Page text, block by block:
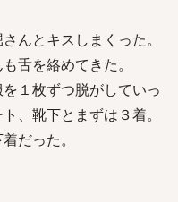
んとキスしまくった。
舌を絡めてきた。
１枚ずつ脱がしていっ
、靴下とまずは３着。
だった。